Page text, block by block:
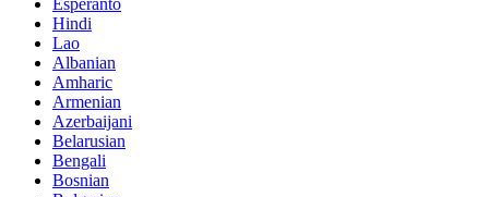
Esperanto
Hindi
Lao
Albanian
Amharic
Armenian
Azerbaijani
Belarusian
Bengali
Bosnian